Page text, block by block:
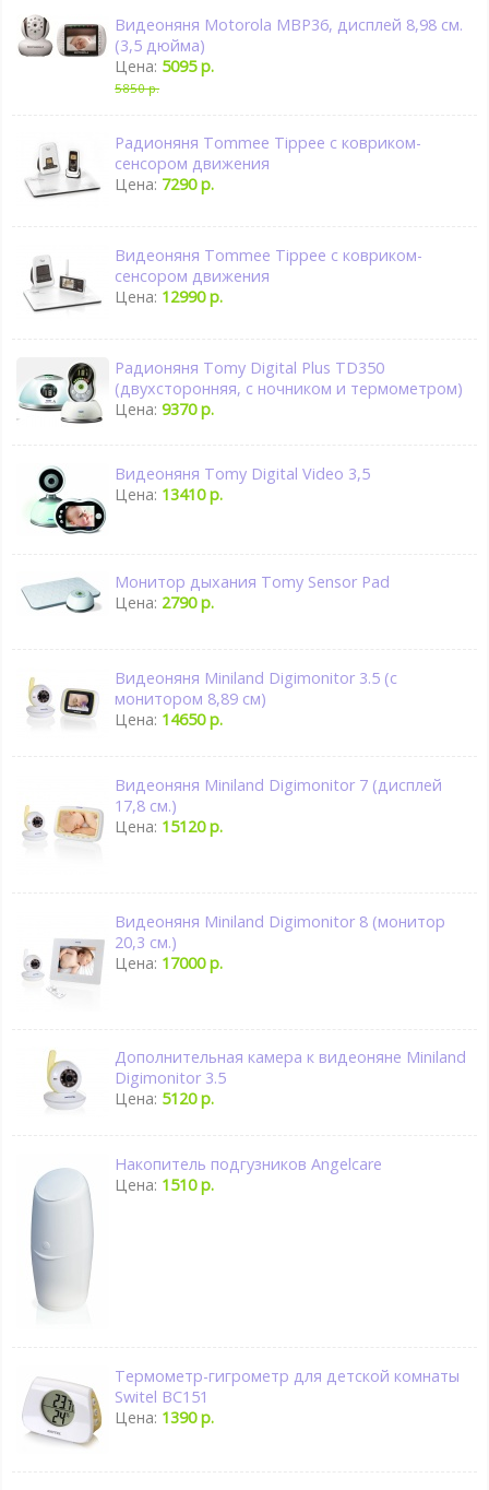
Видеоняня Motorola MBP36, дисплей 8,98 см.
(3,5 дюйма)
Цена: 5095 р.
5850 р.
Радионяня Tommee Tippee с ковриком-
сенсором движения
Цена: 7290 р.
Видеоняня Tommee Tippee с ковриком-
сенсором движения
Цена: 12990 р.
Радионяня Tomy Digital Plus TD350
(двухсторонняя, с ночником и термометром)
Цена:9370 р.
Видеоняня Tomy Digital Video 3,5
Цена: 13410 р.
Монитор дыхания Tomy Sensor Pad
Цена: 2790 р.
Видеоняня Miniland Digimonitor 3.5 (с
монитором 8,89 см)
Цена: 14650 р.
Видеоняня Miniland Digimonitor 7 (дисплей
17,8 см.)
Цена: 15120 р.
Видеоняня Miniland Digimonitor 8 (монитор
20,3 см.)
Цена: 17000 р.
Дополнительная камера к видеоняне Miniland
Digimonitor 3.5
Цена: 5120 р.
Накопитель подгузников Angelcare
Цена: 1510 р.
Термометр-гигрометр для детской комнаты
Switel BC151
Цена: 1390 р.